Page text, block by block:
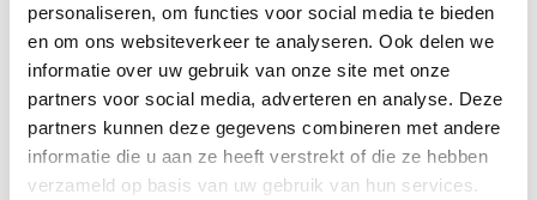
personaliseren, om functies voor social media te bieden
en om ons websiteverkeer te analyseren. Ook delen we
informatie over uw gebruik van onze site met onze
partners voor social media, adverteren en analyse. Deze
partners kunnen deze gegevens combineren met andere
informatie die u aan ze heeft verstrekt of die ze hebben
verzameld op basis van uw gebruik van hun services.
woning. We geven direct inzicht in de subsidieregeling Nij
Begun en eventuele aanvullende regelingen.
U ontvangt een persoonlijk advies en een heldere offerte
op maat, zodat u precies weet waar u aan toe bent.